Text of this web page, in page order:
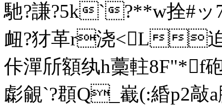
馳?謙?5k`?**w拴#
衄?犲革r浇<L
佧潬斦額纨h藳軴
虨覦`?頵Q_嶻(:緍p2敲a脕